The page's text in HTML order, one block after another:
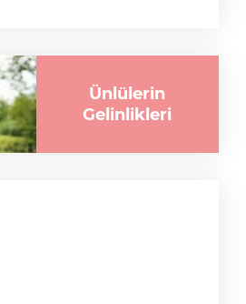
Ünlülerin
Gelinlikleri